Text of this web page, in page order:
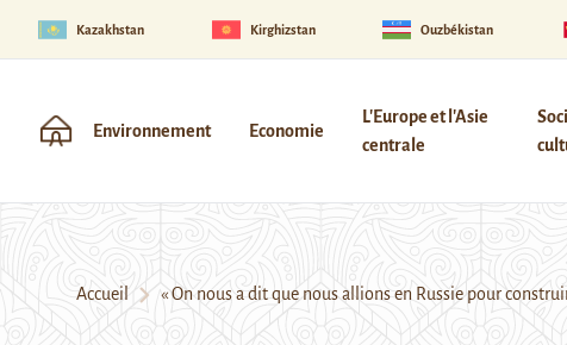
Kazakhstan Kirghizstan Ouzbékistan
Environnement Economie
L'Europe et l'Asie
centrale
Accueil « On nous a dit que nous allions en Russie pour